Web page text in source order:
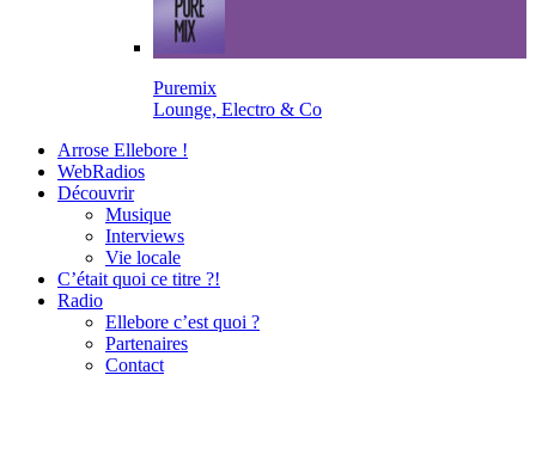
Puremix
Lounge, Electro & Co
Arrose Ellebore !
WebRadios
Découvrir
Musique
Interviews
Vie locale
C’était quoi ce titre ?!
Radio
Ellebore c’est quoi ?
Partenaires
Contact